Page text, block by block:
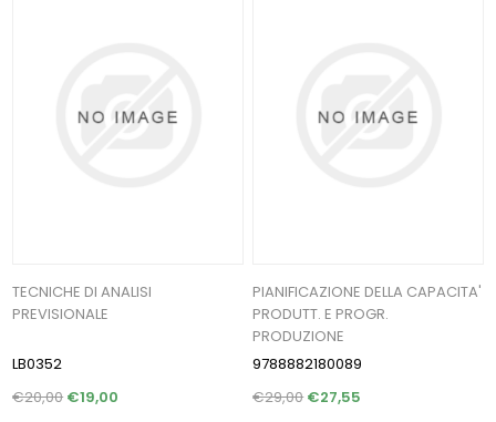
TECNICHE DI ANALISI
PREVISIONALE
LB0352
€20,00 €19,00
PIANIFICAZIONE DELLA CAPACITA'
PRODUTT. E PROGR.
PRODUZIONE
9788882180089
€29,00€27,55